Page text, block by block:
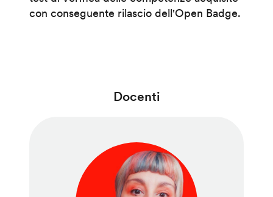
con conseguente rilascio dell'Open Badge.
Docenti